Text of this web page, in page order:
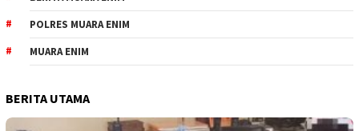
POLRES MUARA ENIM
MUARA ENIM
BERITA UTAMA